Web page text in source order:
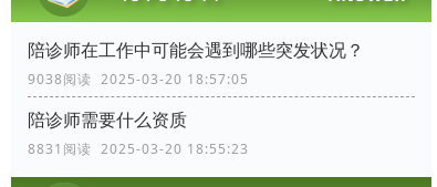
陪诊师在工作中可能会遇到哪些突发状况？
9038阅读 2025-03-20 18:57:05
陪诊师需要什么资质
8831阅读 2025-03-20 18:55:23